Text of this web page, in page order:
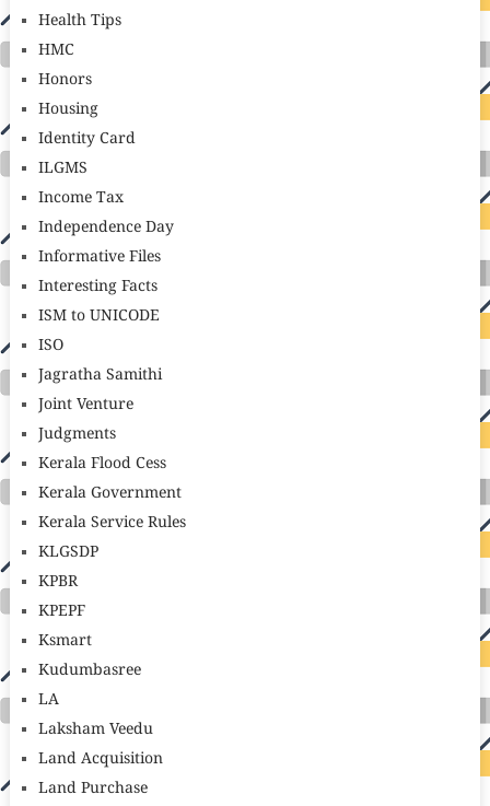
Health Tips
HMC
Honors
Housing
Identity Card
ILGMS
Income Tax
Independence Day
Informative Files
Interesting Facts
ISM to UNICODE
ISO
Jagratha Samithi
Joint Venture
Judgments
Kerala Flood Cess
Kerala Government
Kerala Service Rules
KLGSDP
KPBR
KPEPF
Ksmart
Kudumbasree
LA
Laksham Veedu
Land Acquisition
Land Purchase